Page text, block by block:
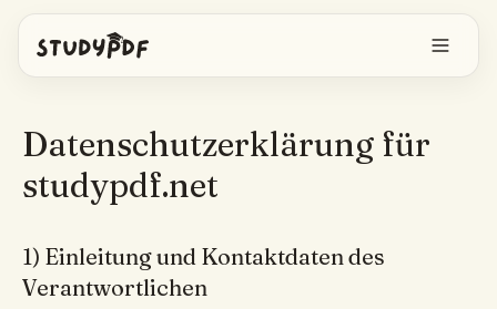
Bo alles fragen
Kostenlose Tools
Datenschutzerklärung für
studypdf.net
1) Einleitung und Kontaktdaten des
Verantwortlichen